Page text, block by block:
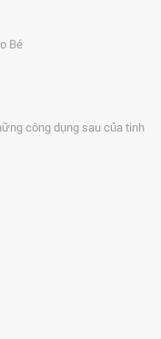
Bé
công dụng sau của tinh